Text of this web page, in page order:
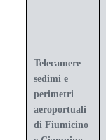
Telecamere
sedimi e
perimetri
aeroportuali
di Fiumicino